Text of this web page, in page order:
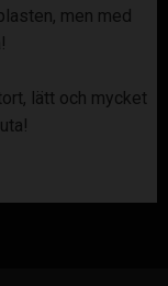
men med
lätt och mycket